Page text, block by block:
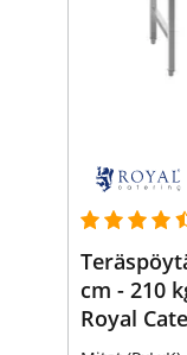
cm - 210
Royal